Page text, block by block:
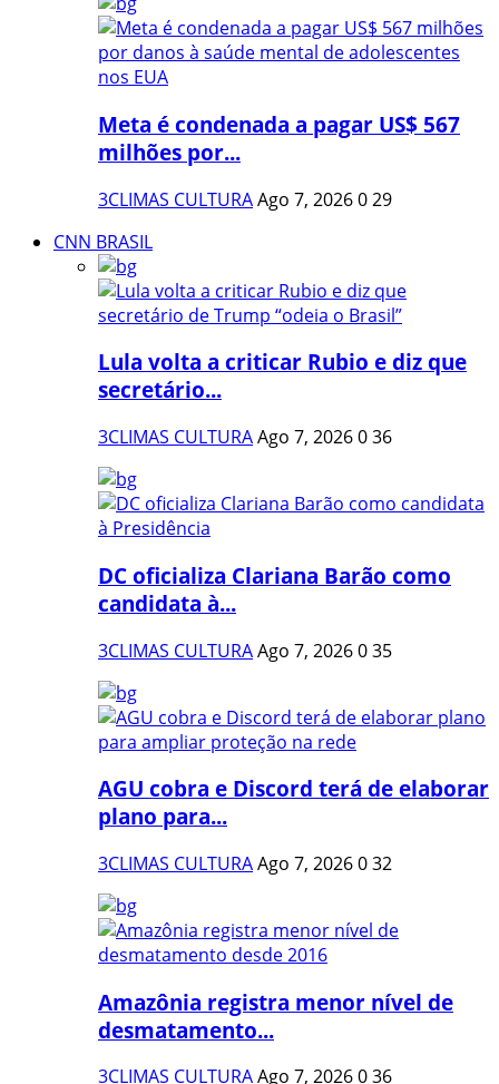
Meta é condenada a pagar US$ 567
milhões por...
3CLIMAS CULTURAAgo 7, 2026029
CNN BRASIL
Lula volta a criticar Rubio e diz que
secretário...
3CLIMAS CULTURAAgo 7, 2026036
DC oficializa Clariana Barão como
candidata à...
3CLIMAS CULTURAAgo 7, 2026035
AGU cobra e Discord terá de elaborar
plano para...
3CLIMAS CULTURAAgo 7, 2026032
Amazônia registra menor nível de
desmatamento...
3CLIMAS CULTURAAgo 7, 2026036